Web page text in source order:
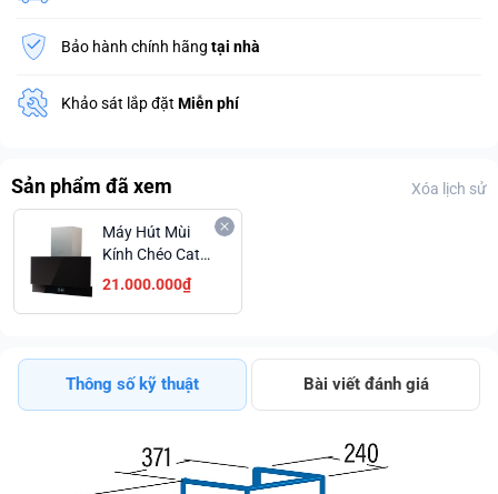
Bảo hành chính hãng tại nhà
Khảo sát lắp đặt Miễn phí
Sản phẩm đã xem Xóa lịch sử
Máy Hút Mùi
Kính Chéo Cata
Goya Pro Bảng
Điều Khiển Cảm
21.000.000₫
Thông số kỹ thuật Bài viết đánh giá